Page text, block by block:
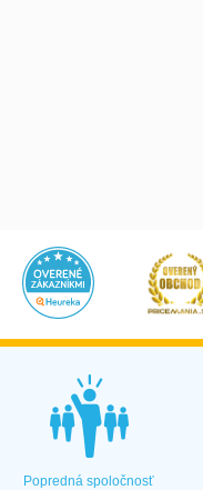
Popredná spoločnosť